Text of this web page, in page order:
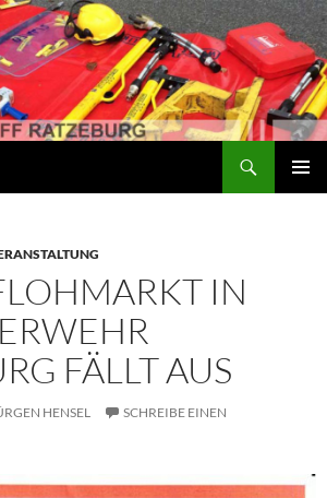
Förderverein der Freiwilligen Feuerwehr Ratzeburg
IN
FÄLLT AUS
HENSEL
SCHREIBE EINEN